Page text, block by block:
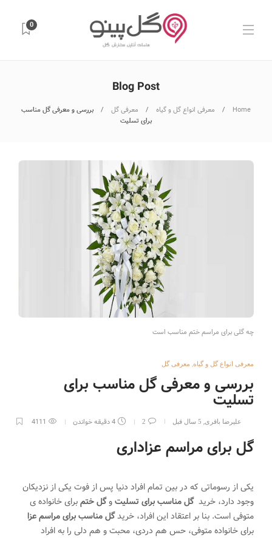
0
Blog Post
Home معرفی انواع گل و گیاه معرفی گل
بررسی و معرفی گل مناسب
برای تسلیت
چه گلی برای مراسم ختم مناسب است
معرفی انواع گل و گیاه, معرفی گل
بررسی و معرفی گل مناسب برای
تسلیت
علیرضا باقری, 5 سال قبل
گل برای مراسم عزاداری
یکی از رسوماتی که در بین تمام افراد دنیا پس از فوت یکی از نزدیکان
وجود دارد، خرید گل مناسب برای تسلیتوگل ختمبرای خانواده ی
متوفی است. بنا بر اعتقاد این افراد، خریدگل مناسب برای مراسم عزا
برای خانوادهمتوفی، حس هم دردی، محبت و هم دلی را به افراد